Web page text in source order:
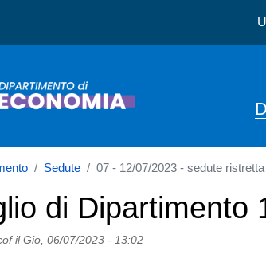
Sedute 07 - 12/07/2023 - sedute
di
il Gio, 06/07/2023 - 13:02